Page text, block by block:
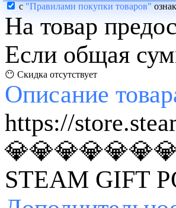
с "Правилами покупки товаров"
На товар
Если общая
😶 Скидка отсутствует
Описание
https://
STEAM GIFT